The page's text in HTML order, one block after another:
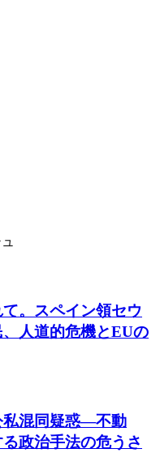
。スペイン領セウ
人道的危機とEUの
私混同疑惑―不動
政治手法の危うさ